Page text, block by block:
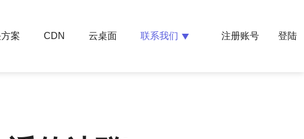
案 CDN 云桌面 联系我们 注册账号 登陆